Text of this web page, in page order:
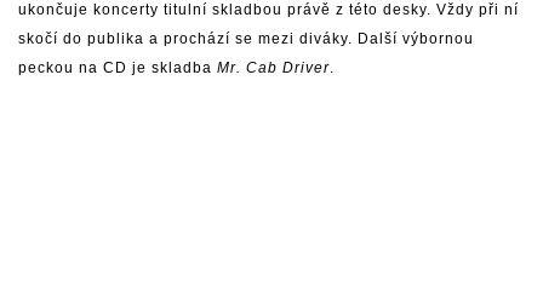
ukončuje koncerty titulní skladbou právě z této desky. Vždy při ní
skočí do publika a prochází se mezi diváky. Další výbornou
peckou na CD je skladba Mr. Cab Driver.